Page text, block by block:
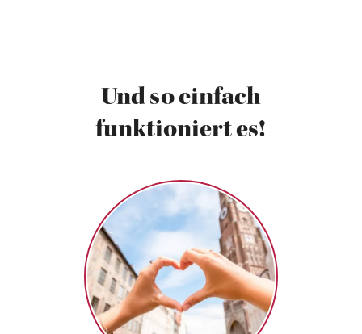
einen Bummel durch die Szenelokale von Kreuzberg.
Und so einfach
funktioniert es!